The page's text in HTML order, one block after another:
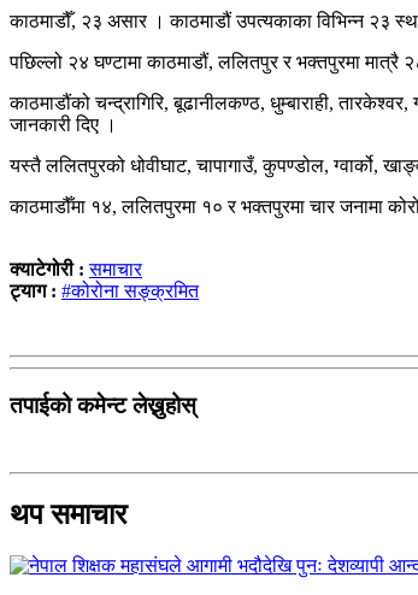
काठमाडौँ, २३ असार । काठमाडौं उपत्यकाका विभिन्न २३
पछिल्लो २४ घण्टामा काठमाडौं, ललितपुर र भक्तपुरमा
काठमाडौंको चन्द्रागिरि, बूढानीलकण्ठ, धुम्बाराही,
जानकारी दिए ।
यस्तै ललितपुरको धोवीघाट, चापागाउँ, कुपण्डोल, ग्वार्को,
काठमाडौँमा १४, ललितपुरमा १० र भक्तपुरमा चार जनामा
क्याटेगोरी :समाचार
ट्याग : #कोरोना सङ्क्रमित
तपाईको कमेन्ट लेख्नुहोस्
थप समाचार